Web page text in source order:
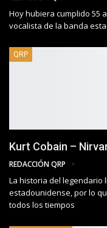
Hoy hubiera cumplido 55
vocalista de la banda
QRP
Kurt Cobain –
REDACCIÓN QRP
La historia del legendario
estadounidense, por lo
todos los tiempos